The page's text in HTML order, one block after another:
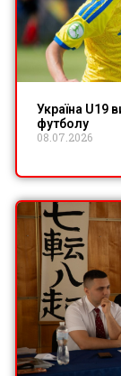
Україна U19
футболу
08.07.2026